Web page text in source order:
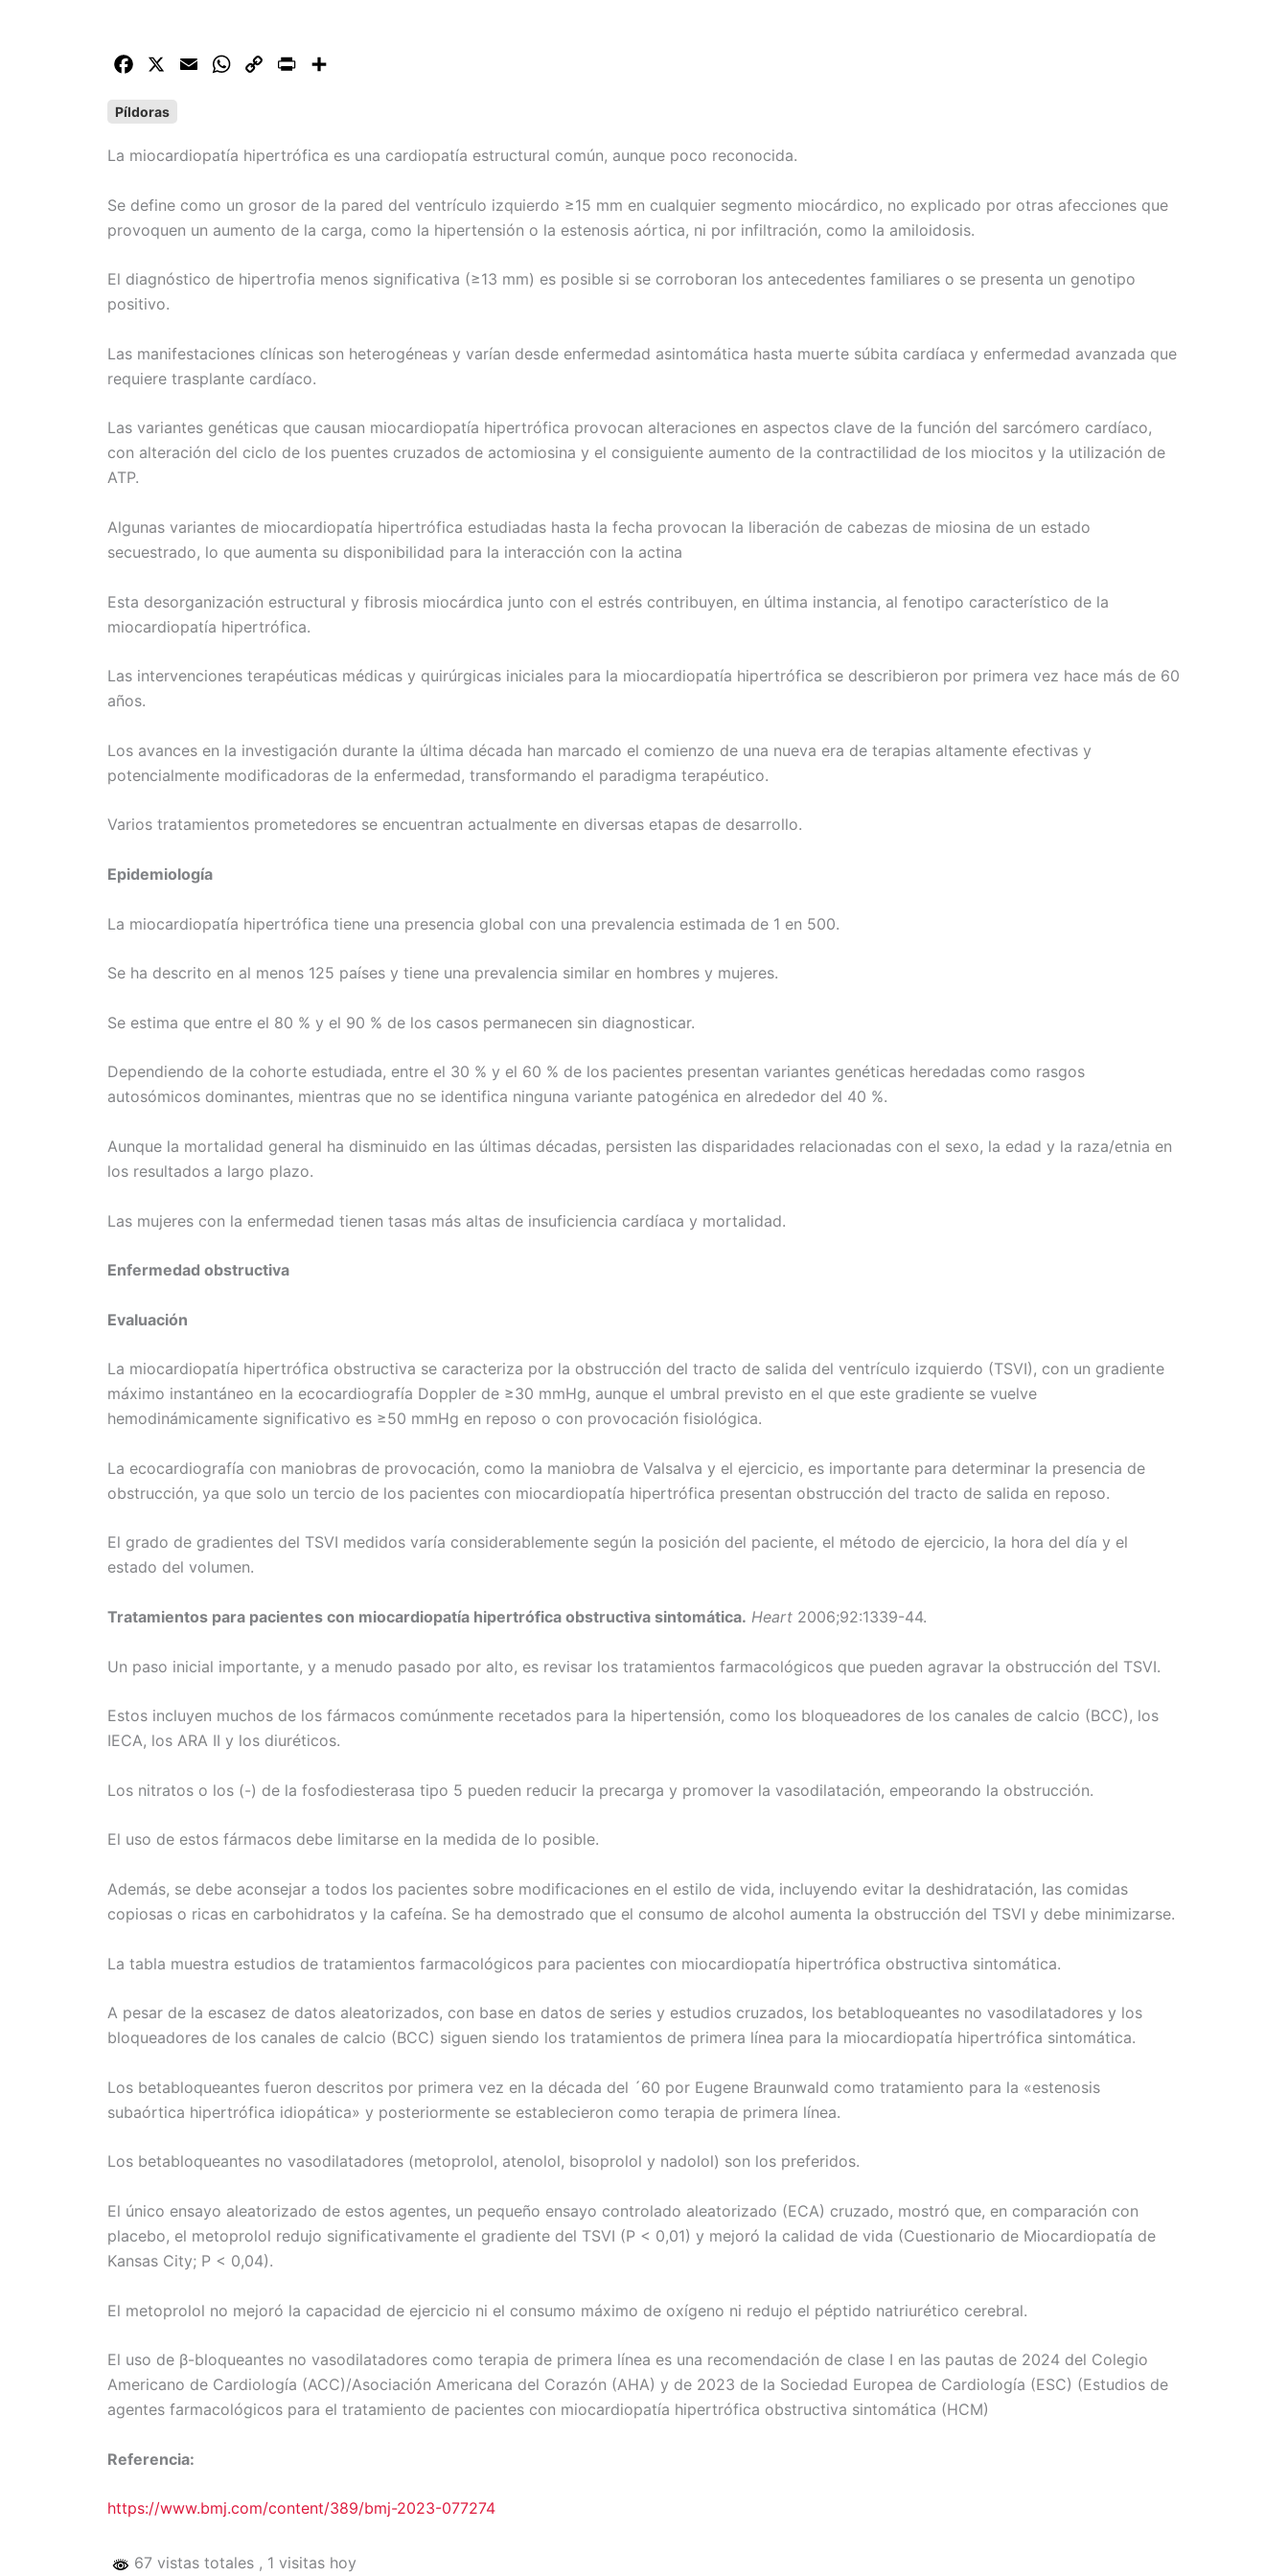
c
b
o
k
l
W
s
p
p
L
n
k
t
a
t
i
Píldoras
La miocardiopatía hipertrófica es una cardiopatía estructural común, aunque poco reconocida.
Se define como un grosor de la pared del ventrículo izquierdo ≥15 mm en cualquier segmento miocárdico, no explicado por otras afecciones que
provoquen un aumento de la carga, como la hipertensión o la estenosis aórtica, ni por infiltración, como la amiloidosis.
El diagnóstico de hipertrofia menos significativa (≥13 mm) es posible si se corroboran los antecedentes familiares o se presenta un genotipo
positivo.
Las manifestaciones clínicas son heterogéneas y varían desde enfermedad asintomática hasta muerte súbita cardíaca y enfermedad avanzada que
requiere trasplante cardíaco.
Las variantes genéticas que causan miocardiopatía hipertrófica provocan alteraciones en aspectos clave de la función del sarcómero cardíaco,
con alteración del ciclo de los puentes cruzados de actomiosina y el consiguiente aumento de la contractilidad de los miocitos y la utilización de
ATP.
Algunas variantes de miocardiopatía hipertrófica estudiadas hasta la fecha provocan la liberación de cabezas de miosina de un estado
secuestrado, lo que aumenta su disponibilidad para la interacción con la actina
Esta desorganización estructural y fibrosis miocárdica junto con el estrés contribuyen, en última instancia, al fenotipo característico de la
miocardiopatía hipertrófica.
Las intervenciones terapéuticas médicas y quirúrgicas iniciales para la miocardiopatía hipertrófica se describieron por primera vez hace más de 60
años.
Los avances en la investigación durante la última década han marcado el comienzo de una nueva era de terapias altamente efectivas y
potencialmente modificadoras de la enfermedad, transformando el paradigma terapéutico.
Varios tratamientos prometedores se encuentran actualmente en diversas etapas de desarrollo.
Epidemiología
La miocardiopatía hipertrófica tiene una presencia global con una prevalencia estimada de 1 en 500.
Se ha descrito en al menos 125 países y tiene una prevalencia similar en hombres y mujeres.
Se estima que entre el 80 % y el 90 % de los casos permanecen sin diagnosticar.
Dependiendo de la cohorte estudiada, entre el 30 % y el 60 % de los pacientes presentan variantes genéticas heredadas como rasgos
autosómicos dominantes, mientras que no se identifica ninguna variante patogénica en alrededor del 40 %.
Aunque la mortalidad general ha disminuido en las últimas décadas, persisten las disparidades relacionadas con el sexo, la edad y la raza/etnia en
los resultados a largo plazo.
Las mujeres con la enfermedad tienen tasas más altas de insuficiencia cardíaca y mortalidad.
Enfermedad obstructiva
Evaluación
La miocardiopatía hipertrófica obstructiva se caracteriza por la obstrucción del tracto de salida del ventrículo izquierdo (TSVI), con un gradiente
máximo instantáneo en la ecocardiografía Doppler de ≥30 mmHg, aunque el umbral previsto en el que este gradiente se vuelve
hemodinámicamente significativo es ≥50 mmHg en reposo o con provocación fisiológica.
La ecocardiografía con maniobras de provocación, como la maniobra de Valsalva y el ejercicio, es importante para determinar la presencia de
obstrucción, ya que solo un tercio de los pacientes con miocardiopatía hipertrófica presentan obstrucción del tracto de salida en reposo.
El grado de gradientes del TSVI medidos varía considerablemente según la posición del paciente, el método de ejercicio, la hora del día y el
estado del volumen.
Tratamientos para pacientes con miocardiopatía hipertrófica obstructiva sintomática. Heart 2006;92:1339-44.
Un paso inicial importante, y a menudo pasado por alto, es revisar los tratamientos farmacológicos que pueden agravar la obstrucción del TSVI.
Estos incluyen muchos de los fármacos comúnmente recetados para la hipertensión, como los bloqueadores de los canales de calcio (BCC), los
IECA, los ARA II y los diuréticos.
Los nitratos o los (-) de la fosfodiesterasa tipo 5 pueden reducir la precarga y promover la vasodilatación, empeorando la obstrucción.
El uso de estos fármacos debe limitarse en la medida de lo posible.
Además, se debe aconsejar a todos los pacientes sobre modificaciones en el estilo de vida, incluyendo evitar la deshidratación, las comidas
copiosas o ricas en carbohidratos y la cafeína. Se ha demostrado que el consumo de alcohol aumenta la obstrucción del TSVI y debe minimizarse.
La tabla muestra estudios de tratamientos farmacológicos para pacientes con miocardiopatía hipertrófica obstructiva sintomática.
A pesar de la escasez de datos aleatorizados, con base en datos de series y estudios cruzados, los betabloqueantes no vasodilatadores y los
bloqueadores de los canales de calcio (BCC) siguen siendo los tratamientos de primera línea para la miocardiopatía hipertrófica sintomática.
Los betabloqueantes fueron descritos por primera vez en la década del ´60 por Eugene Braunwald como tratamiento para la «estenosis
subaórtica hipertrófica idiopática» y posteriormente se establecieron como terapia de primera línea.
Los betabloqueantes no vasodilatadores (metoprolol, atenolol, bisoprolol y nadolol) son los preferidos.
El único ensayo aleatorizado de estos agentes, un pequeño ensayo controlado aleatorizado (ECA) cruzado, mostró que, en comparación con
placebo, el metoprolol redujo significativamente el gradiente del TSVI (P < 0,01) y mejoró la calidad de vida (Cuestionario de Miocardiopatía de
Kansas City; P < 0,04).
El metoprolol no mejoró la capacidad de ejercicio ni el consumo máximo de oxígeno ni redujo el péptido natriurético cerebral.
El uso de β-bloqueantes no vasodilatadores como terapia de primera línea es una recomendación de clase I en las pautas de 2024 del Colegio
Americano de Cardiología (ACC)/Asociación Americana del Corazón (AHA) y de 2023 de la Sociedad Europea de Cardiología (ESC) (Estudios de
agentes farmacológicos para el tratamiento de pacientes con miocardiopatía hipertrófica obstructiva sintomática (HCM)
Referencia:
https://www.bmj.com/content/389/bmj-2023-077274
67 vistas totales , 1 visitas hoy